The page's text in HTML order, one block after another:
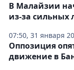
07:50, 31 января
В Малайзии
из-за сильных
Оппозиция
движение в